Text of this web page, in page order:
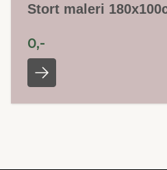
Stort maleri
0,-